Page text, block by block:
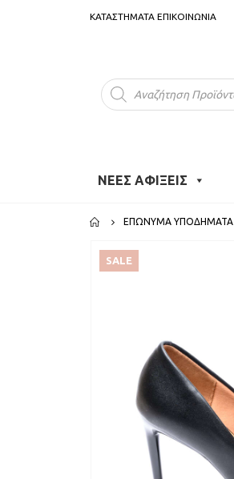
ΚΑΤΑΣΤΗΜΑΤΑ ΕΠΙΚΟΙΝΩΝΙΑ
Products
search
ΝΕΕΣ ΑΦΙΞΕΙΣ
ΕΠΏΝΥΜΑ ΥΠΟΔΉΜΑΤΑ
SALE